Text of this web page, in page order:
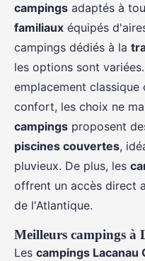
campings adaptés à
familiaux équipés
campings dédiés à la
les options sont
emplacement classique
confort, les choix ne
campings proposent
piscines couvertes,
pluvieux. De plus, les
offrent un accès direct
de l'Atlantique.
Meilleurs campings à
Les campings Lacanau